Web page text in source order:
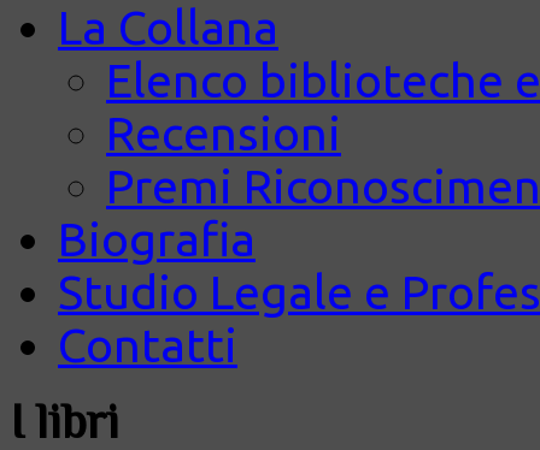
La Collana
Elenco biblioteche
Recensioni
Premi
Biografia
Studio Legale e
Contatti
I libri